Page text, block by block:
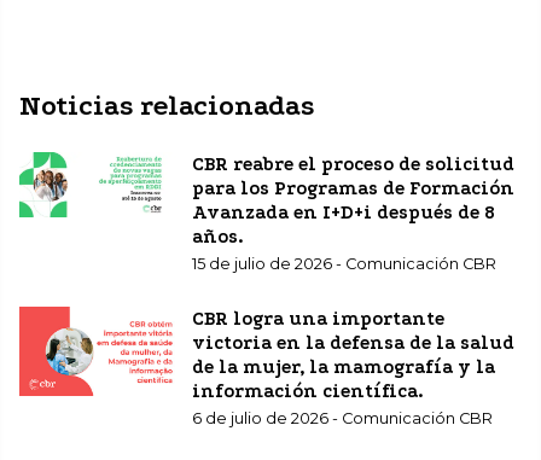
Noticias relacionadas
CBR reabre el proceso de solicitud
para los Programas de Formación
Avanzada en I+D+i después de 8
años.
15 de julio de 2026 - Comunicación CBR
CBR logra una importante
victoria en la defensa de la salud
de la mujer, la mamografía y la
información científica.
6 de julio de 2026 - Comunicación CBR